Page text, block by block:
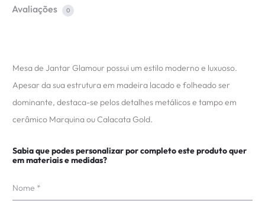
Avaliações 0
Mesa de Jantar Glamour possui um estilo moderno e luxuoso.
Apesar da sua estrutura em madeira lacado e folheado ser
dominante, destaca-se pelos detalhes metálicos e tampo em
cerâmico Marquina ou Calacata Gold.
Sabia que podes personalizar por completo este produto quer
em materiais e medidas?